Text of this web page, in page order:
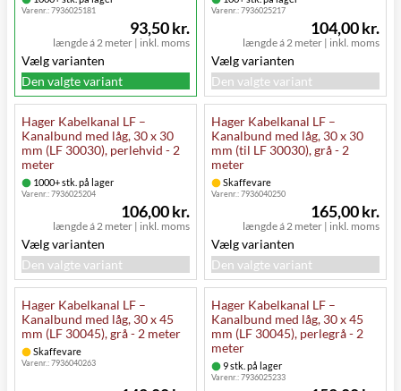
Varenr.:7936025181
længde á 2 meter | inkl. moms
93,50 kr.
Vælg varianten
Den valgte variant
Varenr.:7936025217
længde á 2 meter | inkl. moms
104,00 kr.
Vælg varianten
Den valgte variant
Hager Kabelkanal LF –
Kanalbund med låg, 30 x 30
mm (LF 30030), perlehvid - 2
meter
1000+ stk. på lager
Varenr.:7936025204
længde á 2 meter | inkl. moms
106,00 kr.
Vælg varianten
Den valgte variant
Hager Kabelkanal LF –
Kanalbund med låg, 30 x 30
mm (til LF 30030), grå - 2
meter
Skaffevare
Varenr.:7936040250
længde á 2 meter | inkl. moms
165,00 kr.
Vælg varianten
Den valgte variant
Hager Kabelkanal LF –
Kanalbund med låg, 30 x 45
mm (LF 30045), grå - 2 meter
Skaffevare
Varenr.:7936040263
Hager Kabelkanal LF –
Kanalbund med låg, 30 x 45
mm (LF 30045), perlegrå - 2
meter
9 stk. på lager
Varenr.:7936025233